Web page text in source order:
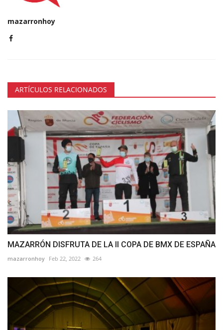
mazarronhoy
ARTÍCULOS RELACIONADOS
MAZARRÓN DISFRUTA DE LA II COPA DE BMX DE ESPAÑA
mazarronhoy Feb 22, 2022 264